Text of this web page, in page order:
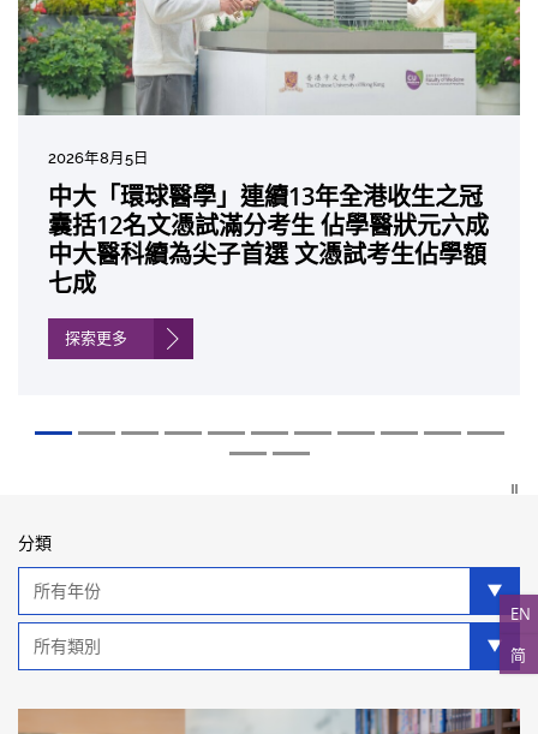
EN
简
2026年8月5日
中大「環球醫學」連續13年全港收生之冠
囊括12名文憑試滿分考生 佔學醫狀元六成
中大醫科續為尖子首選 文憑試考生佔學額
七成
探索更多
2026年7月10日
中大研發「AI-OCT」系統助測糖尿黃斑水
腫 假陽性轉介個案銳減六成 縮短患者輪
候診症時間
2026年7月10日
中大黃秀娟教授獲頒中國工程界最高榮譽
「光華工程科技獎」 成為今屆醫藥衞生領
域唯一香港學者
2026年7月7日
中大新設「香港中文大學鳳凰獎學金」嘉
許公開試狀元 鼓勵學醫狀元走出課堂放眼
世界 裝備21世紀妙手仁醫
2026年6月29日
中大全新一站式PGT-Plus方案 精準辨識
傳統檢測中複雜基因異常「盲點」 降低人
工受孕流產及異常妊娠風險
2026年6月22日
中大發現青光眼治療新靶點 小鼠實驗證實
可恢復七成視力 有助開創嶄新神經保護療
法
2026年6月17日
中大成功拆解肝癌免疫治療耐藥性機制 揭
一種免疫細胞具「除廢餵食」新功能助癌
細胞耐藥性
2026年6月10日
中大與多名全球專家共同牽頭跨國肺癌研
究 逾半晚期ALK陽性肺癌病人七年無惡化
因特定基因異常而引起的肺癌有望變成
「慢性病」 患者可與病共存
探索更多
2026年6月5日
中大教授陳重娥獲頒「清野裕傑出領袖
獎」 成為本港首名學者榮膺亞洲糖尿病教
研最高榮譽
2026年6月2日
中大匯聚逾200位區域專家 探討私人醫療
保險如何推動全民健康覆蓋
探索更多
2026年5月19日
中大張源津醫生成首位亞洲研究員 榮獲國
際泌尿科權威獎項John K. Lattimer 講座
獎
2026年5月14日
中大取得「從實驗室到臨床應用」研究突
破 初步證實GLP-1藥物可改善嚴重中風康
復情況
分類
類
類